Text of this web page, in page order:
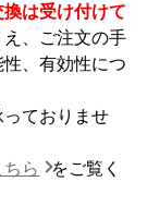
は受け付けて
、ご注文の手
、有効性につ
っておりませ
ちら
をご覧く